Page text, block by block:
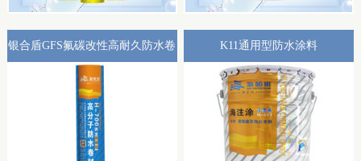
银合盾GFS氟碳改性高耐久防水卷
材外露专用(热熔型)
K11通用型防水涂料